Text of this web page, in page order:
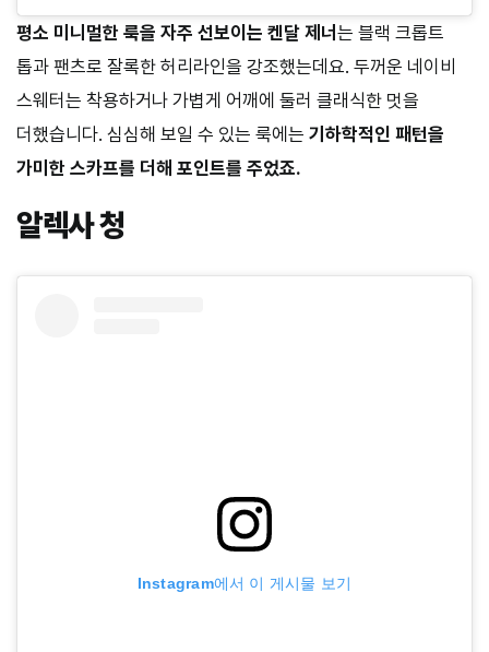
평소 미니멀한 룩을 자주 선보이는 켄달 제너 는 블랙 크롭트
톱과 팬츠로 잘록한 허리라인을 강조했는데요. 두꺼운 네이비
스웨터는 착용하거나 가볍게 어깨에 둘러 클래식한 멋을
더했습니다. 심심해 보일 수 있는 룩에는 기하학적인 패턴을
가미한 스카프를 더해 포인트를 주었죠.
알렉사 청
Instagram에서 이 게시물 보기